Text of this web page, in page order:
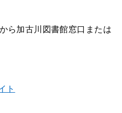
ら加古川図書館窓口または
ト